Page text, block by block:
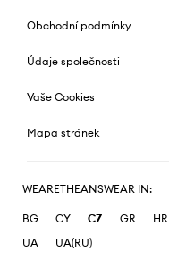
Obchodní podmínky
Údaje společnosti
Vaše Cookies
Mapa stránek
WEARETHEANSWEAR IN:
BG CY CZ GR HR
UA
UA(RU)